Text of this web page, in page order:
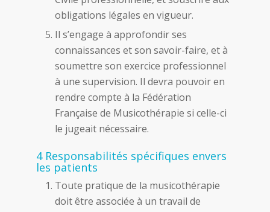
obligations légales en vigueur.
Il s’engage à approfondir ses
connaissances et son savoir-faire, et à
soumettre son exercice professionnel
à une supervision. Il devra pouvoir en
rendre compte à la Fédération
Française de Musicothérapie si celle-ci
le jugeait nécessaire.
4 Responsabilités spécifiques envers
les patients
Toute pratique de la musicothérapie
doit être associée à un travail de